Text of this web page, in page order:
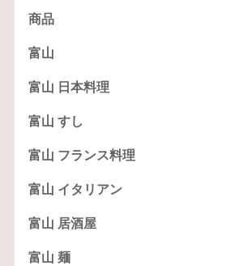
商品
富山
富山 日本料理
富山 すし
富山 フランス料理
富山 イタリアン
富山 居酒屋
富山 麺